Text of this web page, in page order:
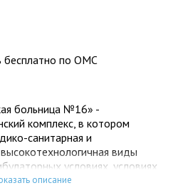
бесплатно по ОМС
больница №16» -
комплекс, в котором
санитарная и
виды
условиях, условиях
стационара, в экстренной,
описание